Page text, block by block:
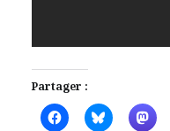
Partager :